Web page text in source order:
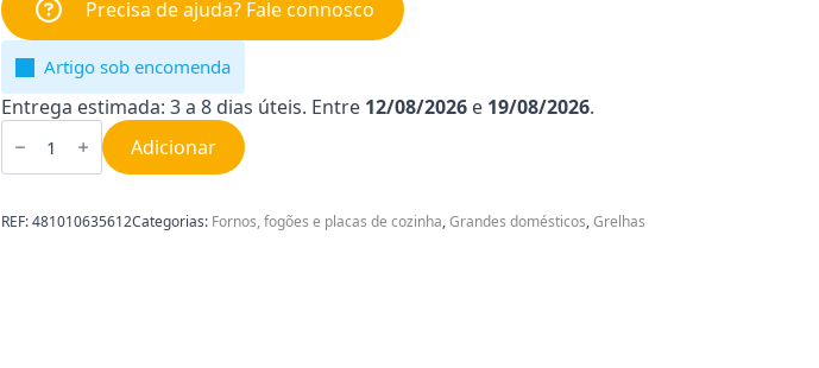
Precisa de ajuda? Fale connosco
Artigo sob encomenda
Entrega estimada: 3 a 8 dias úteis. Entre 12/08/2026 e 19/08/2026.
Quantidade
de
para
Ariston
481010635612
Adicionar
REF:481010635612Categorias: Fornos, fogões e placas de cozinha,Grandes domésticos,Grelhas